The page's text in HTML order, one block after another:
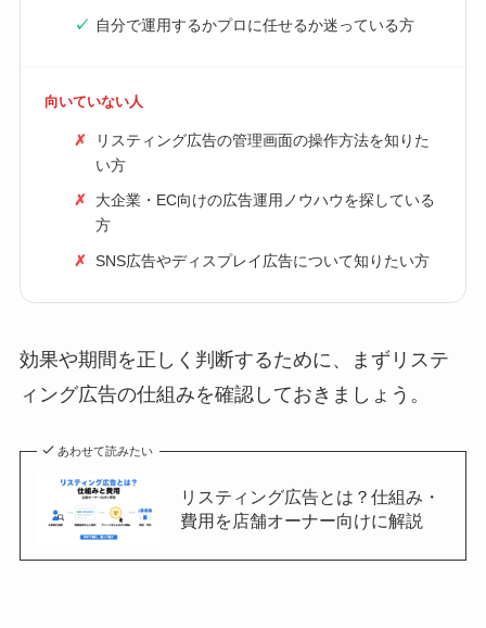
自分で運用するかプロに任せるか迷っている方
向いていない人
リスティング広告の管理画面の操作方法を知りた
い方
大企業・EC向けの広告運用ノウハウを探している
方
SNS広告やディスプレイ広告について知りたい方
効果や期間を正しく判断するために、まずリステ
ィング広告の仕組みを確認しておきましょう。
あわせて読みたい
リスティング広告とは？仕組み・
費用を店舗オーナー向けに解説